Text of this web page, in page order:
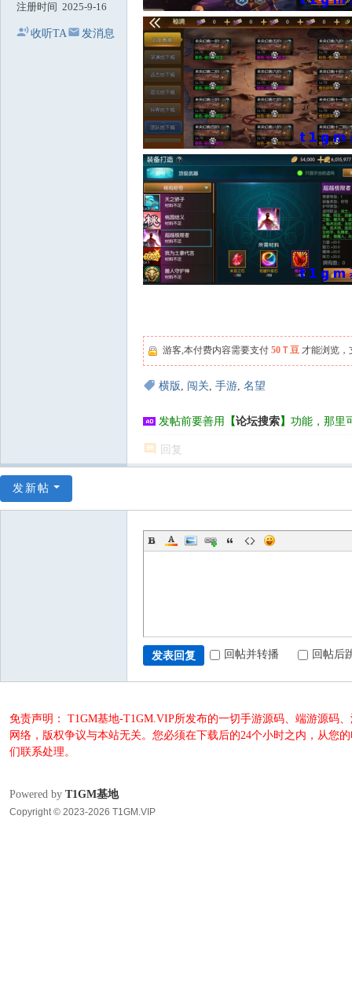
注册时间 2025-9-16
收听TA 发消息
游客,本付费内容需要支付 50Ｔ豆 才能浏览，
横版 , 闯关, 手游, 名望
发帖前要善用 【论坛搜索】 功能，那里
回复
发新帖
发表回复 回帖并转播 回帖后
免责声明： T1GM基地-T1GM.VIP所发布的一切手游源码、端游源码
网络，版权争议与本站无关。您必须在下载后的24个小时之内，从您
们联系处理。
Powered by T1GM基地
Copyright © 2023-2026 T1GM.VIP